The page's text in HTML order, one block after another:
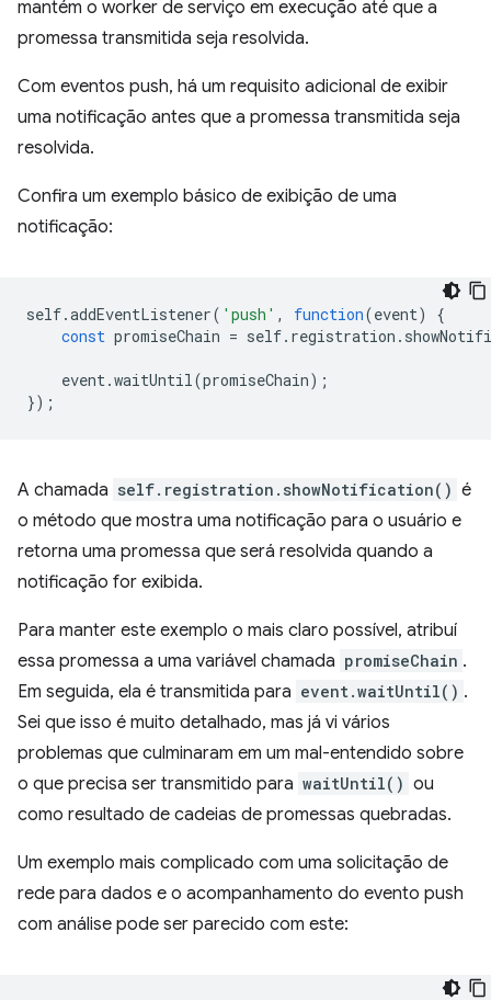
mantém o worker de serviço em execução até que a
promessa transmitida seja resolvida.
Com eventos push, há um requisito adicional de exibir
uma notificação antes que a promessa transmitida seja
resolvida.
Confira um exemplo básico de exibição de uma
notificação:
self.addEventListener( 'push' , function(event)
{
const promiseChain = self. registration .
event.waitUntil(promiseChain);
});
A chamada self.registration.showNotification() é
o método que mostra uma notificação para o usuário e
retorna uma promessa que será resolvida quando a
notificação for exibida.
Para manter este exemplo o mais claro possível, atribuí
essa promessa a uma variável chamada promiseChain .
Em seguida, ela é transmitida para event.waitUntil() .
Sei que isso é muito detalhado, mas já vi vários
problemas que culminaram em um mal-entendido sobre
o que precisa ser transmitido para waitUntil() ou
como resultado de cadeias de promessas quebradas.
Um exemplo mais complicado com uma solicitação de
rede para dados e o acompanhamento do evento push
com análise pode ser parecido com este: